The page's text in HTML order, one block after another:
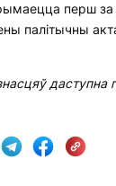
перш
палітычны
даступна